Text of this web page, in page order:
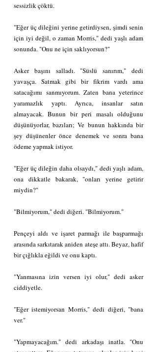
sessizlik çöktü.
"Eğer üç dileğini yerine getirdiysen, şimdi senin
için iyi değil, o zaman Morris," dedi yaşlı adam
sonunda. "Onu ne için saklıyorsun?"
Asker başını salladı. "Süslü sanırım," dedi
yavaşça. Satmak gibi bir fikrim vardı ama
satacağımı sanmıyorum. Zaten bana yeterince
yaramazlık yaptı. Ayrıca, insanlar satın
almayacak. Bunun bir peri masalı olduğunu
düşünüyorlar, bazıları; Ve bunun hakkında bir
şey düşünenler önce denemek ve sonra bana
ödeme yapmak istiyor.
"Eğer üç dileğin daha olsaydı," dedi yaşlı adam,
ona dikkatle bakarak, "onları yerine getirir
miydin?"
"Bilmiyorum," dedi diğeri. "Bilmiyorum."
Pençeyi aldı ve işaret parmağı ile başparmağı
arasında sarkıtarak aniden ateşe attı. Beyaz, hafif
bir çığlıkla eğildi ve onu kaptı.
"Yanmasına izin versen iyi olur," dedi asker
ciddiyetle.
"Eğer istemiyorsan Morris," dedi diğeri, "bana
ver."
"Yapmayacağım." dedi arkadaşı inatla. "Onu